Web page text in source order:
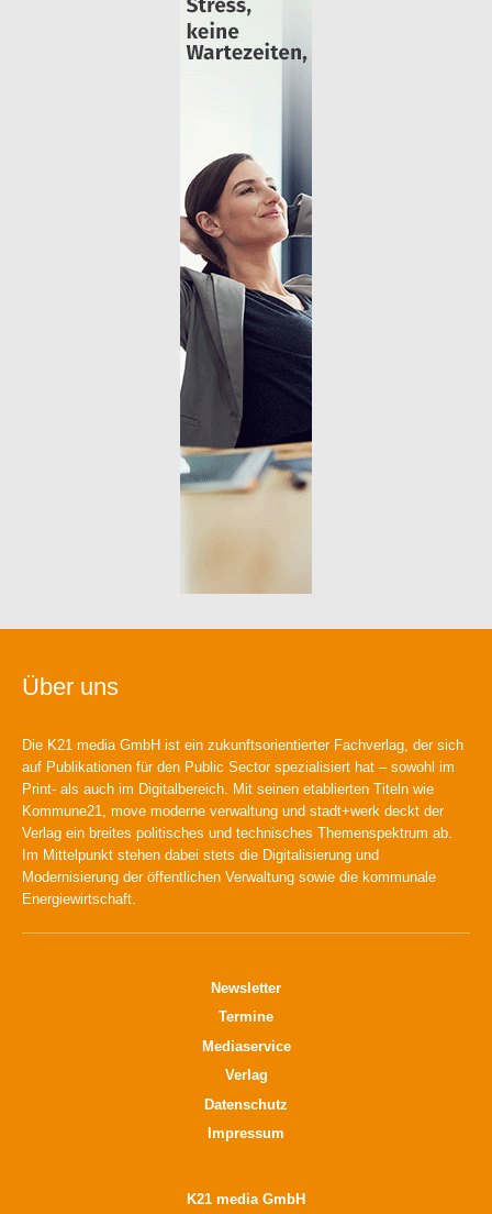
Über uns
Die K21 media GmbH ist ein zukunftsorientierter Fachverlag, der sich
auf Publikationen für den Public Sector spezialisiert hat – sowohl im
Print- als auch im Digitalbereich. Mit seinen etablierten Titeln wie
Kommune21, move moderne verwaltung und stadt+werk deckt der
Verlag ein breites politisches und technisches Themenspektrum ab.
Im Mittelpunkt stehen dabei stets die Digitalisierung und
Modernisierung der öffentlichen Verwaltung sowie die kommunale
Energiewirtschaft.
Newsletter
Termine
Mediaservice
Verlag
Datenschutz
Impressum
K21 media GmbH